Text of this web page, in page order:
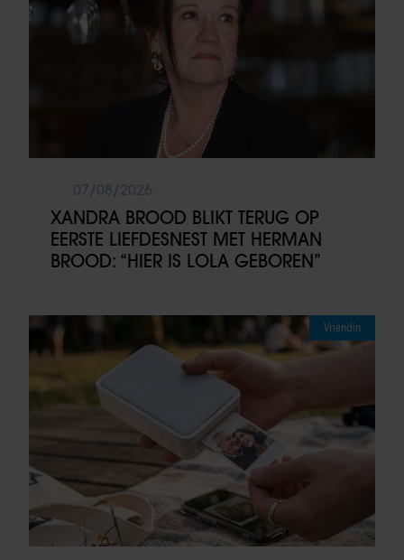
XANDRA BROOD BLIKT TERUG OP
EERSTE LIEFDESNEST MET HERMAN
BROOD: “HIER IS LOLA GEBOREN”
Vriendin